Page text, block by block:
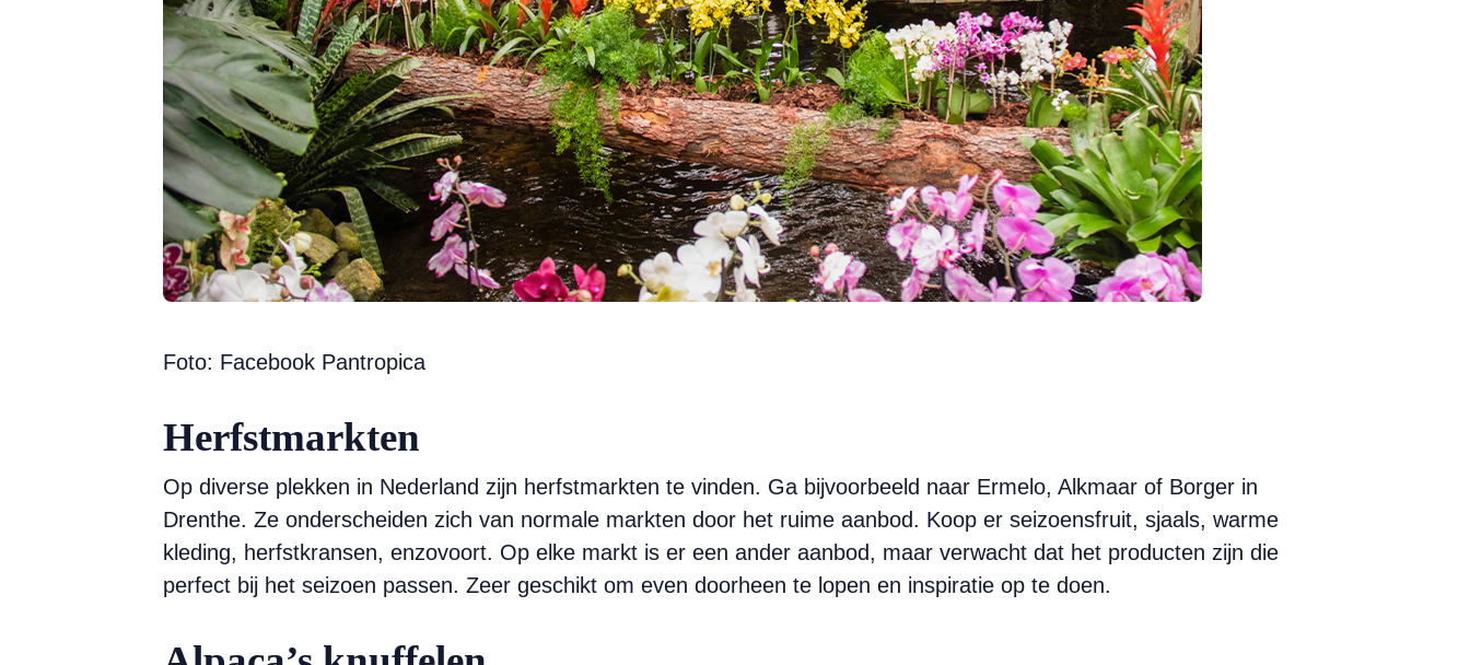
Foto: Facebook Pantropica
Herfstmarkten
Op diverse plekken in Nederland zijn herfstmarkten te vinden. Ga bijvoorbeeld naar Ermelo, Alkmaar of Borger in
Drenthe. Ze onderscheiden zich van normale markten door het ruime aanbod. Koop er seizoensfruit, sjaals, warme
kleding, herfstkransen, enzovoort. Op elke markt is er een ander aanbod, maar verwacht dat het producten zijn die
perfect bij het seizoen passen. Zeer geschikt om even doorheen te lopen en inspiratie op te doen.